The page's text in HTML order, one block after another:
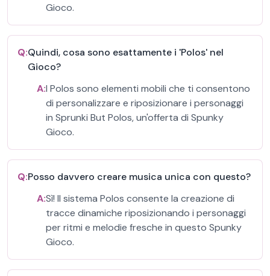
Gioco.
Q:Quindi, cosa sono esattamente i 'Polos' nel
Gioco?
A:I Polos sono elementi mobili che ti consentono
di personalizzare e riposizionare i personaggi
in Sprunki But Polos, un'offerta di Spunky
Gioco.
Q:Posso davvero creare musica unica con questo?
A:Sì! Il sistema Polos consente la creazione di
tracce dinamiche riposizionando i personaggi
per ritmi e melodie fresche in questo Spunky
Gioco.